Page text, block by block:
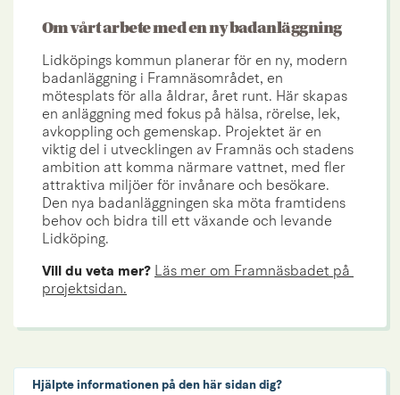
Om vårt arbete med en ny badanläggning
Lidköpings kommun planerar för en ny, modern
badanläggning i Framnäsområdet, en
mötesplats för alla åldrar, året runt. Här skapas
en anläggning med fokus på hälsa, rörelse, lek,
avkoppling och gemenskap. Projektet är en
viktig del i utvecklingen av Framnäs och stadens
ambition att komma närmare vattnet, med fler
attraktiva miljöer för invånare och besökare.
Den nya badanläggningen ska möta framtidens
behov och bidra till ett växande och levande
Lidköping.
Vill du veta mer? Läs mer om Framnäsbadet på
projektsidan.
Hjälpte informationen på den här sidan dig?